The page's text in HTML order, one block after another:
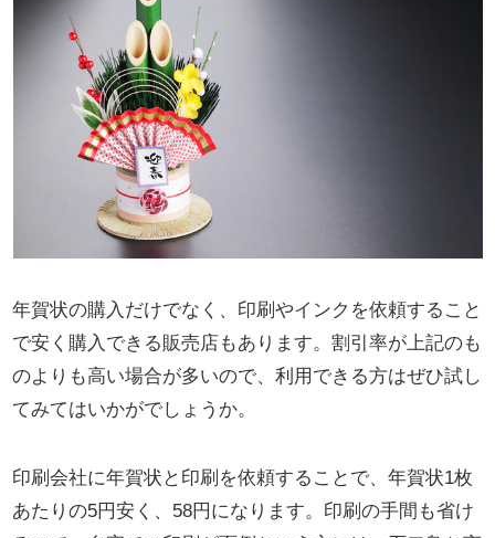
年賀状の購入だけでなく、印刷やインクを依頼すること
で安く購入できる販売店もあります。割引率が上記のも
のよりも高い場合が多いので、利用できる方はぜひ試し
てみてはいかがでしょうか。
印刷会社に年賀状と印刷を依頼することで、年賀状1枚
あたりの5円安く、58円になります。印刷の手間も省け